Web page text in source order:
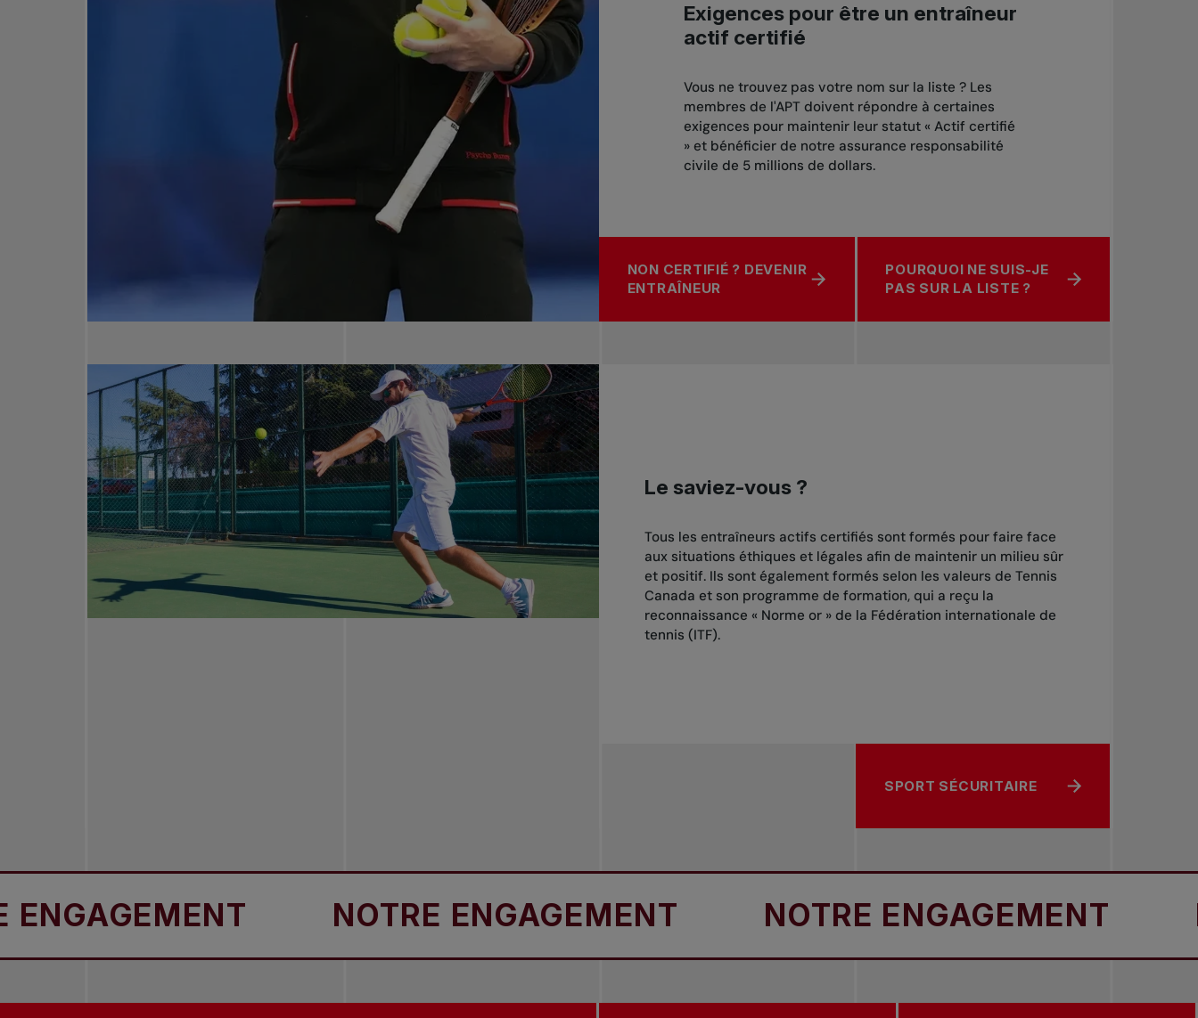
Exigences pour être un entraîneur
actif certifié
Vous ne trouvez pas votre nom sur la liste ? Les
membres de l'APT doivent répondre à certaines
exigences pour maintenir leur statut « Actif certifié
» et bénéficier de notre assurance responsabilité
civile de 5 millions de dollars.
NON CERTIFIÉ ? DEVENIR
ENTRAÎNEUR
POURQUOI NE SUIS-JE
PAS SUR LA LISTE ?
Le saviez-vous ?
Tous les entraîneurs actifs certifiés sont formés pour faire face
aux situations éthiques et légales afin de maintenir un milieu sûr
et positif. Ils sont également formés selon les valeurs de Tennis
Canada et son programme de formation, qui a reçu la
reconnaissance « Norme or » de la Fédération internationale de
tennis (ITF).
SPORT SÉCURITAIRE
NOTRE ENGAGEMENT NOTRE ENGAGEMENT